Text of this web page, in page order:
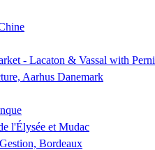
- Lacaton & Vassal with
Aarhus Danemark
l'Élysée et Mudac
Bordeaux